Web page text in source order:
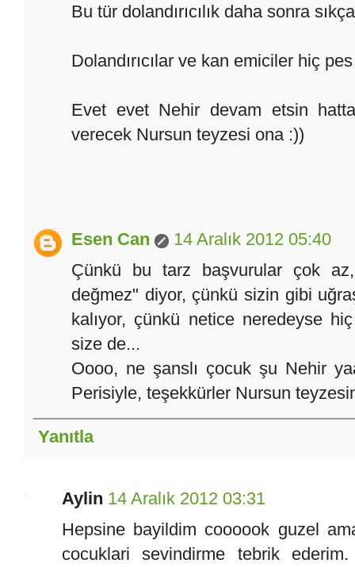
Bu tür dolandırıcılık daha sonra
Dolandırıcılar ve kan emiciler hiç
Evet evet Nehir devam etsin
verecek Nursun teyzesi ona :))
Esen Can
14 Aralık 2012 05:40
Çünkü bu tarz başvurular çok
değmez" diyor, çünkü sizin gibi
kalıyor, çünkü netice neredeyse
size de...
Oooo, ne şanslı çocuk şu Nehir
Perisiyle, teşekkürler Nursun
Yanıtla
Aylin 14 Aralık 2012 03:31
Hepsine bayildim coooook guzel
cocuklari sevindirme tebrik